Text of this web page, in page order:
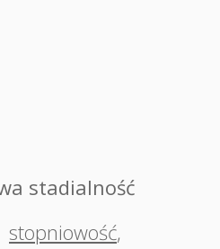
stadialność
stopniowość,